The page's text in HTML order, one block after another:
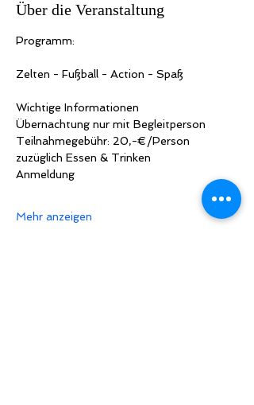
Über die Veranstaltung
Programm:
Zelten - Fußball - Action - Spaß
Wichtige Informationen
Übernachtung nur mit Begleitperson
Teilnahmegebühr: 20,-€/Person
zuzüglich Essen & Trinken
Anmeldung
Mehr anzeigen